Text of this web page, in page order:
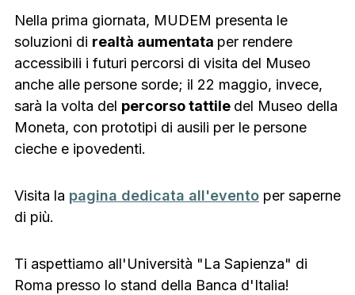
Nella prima giornata, MUDEM presenta le
soluzioni di realtà aumentata per rendere
accessibili i futuri percorsi di visita del Museo
anche alle persone sorde; il 22 maggio, invece,
sarà la volta del percorso tattile del Museo della
Moneta, con prototipi di ausili per le persone
cieche e ipovedenti.
Visita la pagina dedicata all'evento per saperne
di più.
Ti aspettiamo all'Università "La Sapienza" di
Roma presso lo stand della Banca d'Italia!